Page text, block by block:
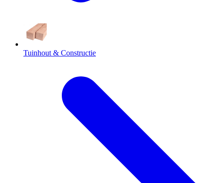
Tuinhout & Constructie